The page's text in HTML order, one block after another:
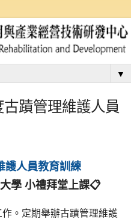
▼
蹟管理維護人員
護人員教育訓練
學 小禮拜堂上課📋
。定期舉辦古蹟管理維護